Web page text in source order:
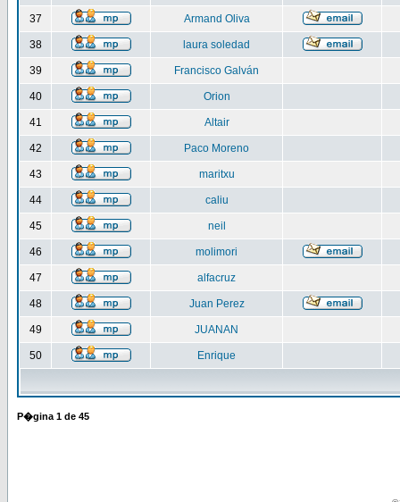
37 Armand Oliva
38 laura soledad
39 Francisco Galván
40 Orion
41 Altair
42 Paco Moreno
43 maritxu
44 caliu
45 neil
46 molimori
47 alfacruz
48 Juan Perez
49 JUANAN
50 Enrique
P�gina 1 de 45